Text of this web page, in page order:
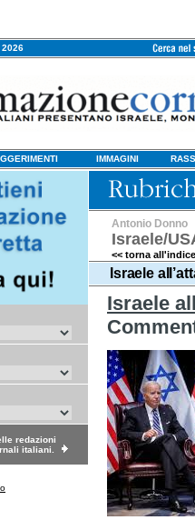
IMMAGINI
redazioni
italiani.
Antonio Donno
Israele/
<< torna
Israele
Israele